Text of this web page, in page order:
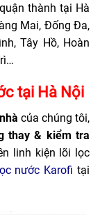
thành tại Hà
Mai, Đống Đa,
Tây Hồ, Hoàn
tại Hà Nội
của chúng tôi,
thay & kiểm tra
linh kiện lõi lọc
nước Karofi tại